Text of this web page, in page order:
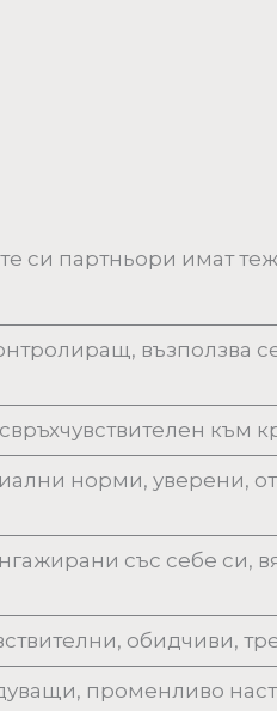
си партньори имат
възползва се
към
норми, уверени,
със себе си,
обидчиви,
променливо